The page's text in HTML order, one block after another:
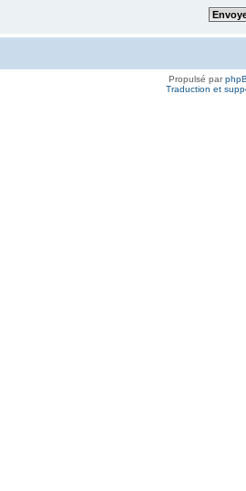
Propulsé par
Traduction et